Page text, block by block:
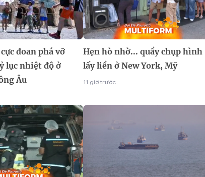
đoan phá vỡ
lục nhiệt độ ở
Âu
Hẹn hò nhờ... quầy chụp hình
lấy liền ở New York, Mỹ
11 giờ trước